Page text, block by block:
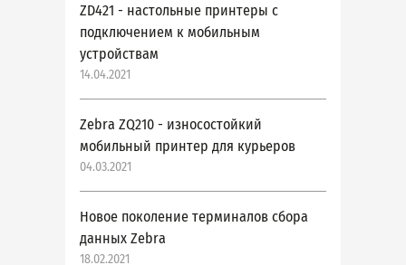
ZD421 - настольные принтеры с
подключением к мобильным
устройствам
14.04.2021
Zebra ZQ210 - износостойкий
мобильный принтер для курьеров
04.03.2021
Новое поколение терминалов сбора
данных Zebra
18.02.2021